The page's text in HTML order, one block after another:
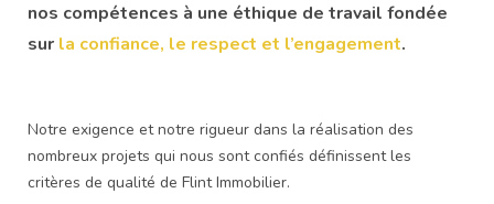
nos compétences à une éthique de travail fondée
sur la confiance, le respect et l’engagement.
Notre exigence et notre rigueur dans la réalisation des
nombreux projets qui nous sont confiés définissent les
critères de qualité de Flint Immobilier.